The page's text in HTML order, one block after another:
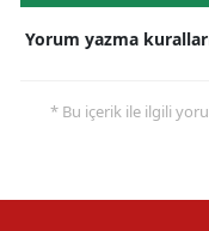
Yorum yazma
* Bu içerik ile ilgili